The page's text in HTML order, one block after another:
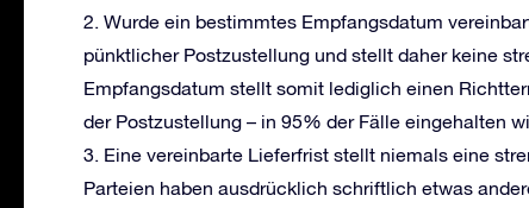
2. Wurde ein bestimmtes Empfangsdatum
pünktlicher Postzustellung und stellt daher keine
Empfangsdatum stellt somit lediglich einen
der Postzustellung – in 95% der Fälle eingehalten
3. Eine vereinbarte Lieferfrist stellt niemals eine
Parteien haben ausdrücklich schriftlich etwas